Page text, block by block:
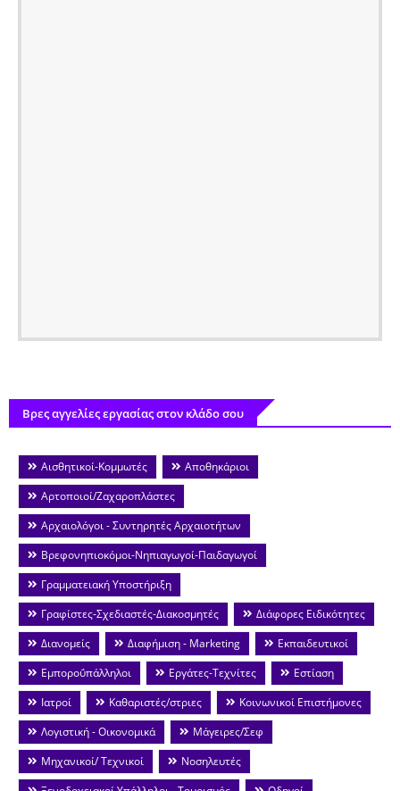
Βρες αγγελίες εργασίας στον κλάδο σου
Αισθητικοί-Κομμωτές
Αποθηκάριοι
Αρτοποιοί/Ζαχαροπλάστες
Αρχαιολόγοι - Συντηρητές Αρχαιοτήτων
Βρεφονηπιοκόμοι-Νηπιαγωγοί-Παιδαγωγοί
Γραμματειακή Υποστήριξη
Γραφίστες-Σχεδιαστές-Διακοσμητές
Διάφορες Ειδικότητες
Διανομείς
Διαφήμιση - Marketing
Εκπαιδευτικοί
Εμποροΰπάλληλοι
Εργάτες-Τεχνίτες
Εστίαση
Ιατροί
Καθαριστές/στριες
Κοινωνικοί Επιστήμονες
Λογιστική - Οικονομικά
Μάγειρες/Σεφ
Μηχανικοί/ Τεχνικοί
Νοσηλευτές